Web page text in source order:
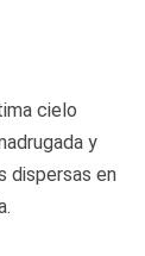
cielo
y
dispersas en